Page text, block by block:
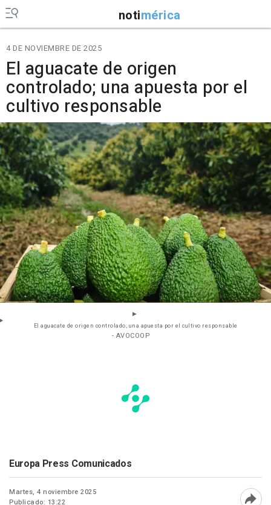
notimérica
4 DE NOVIEMBRE DE 2025
El aguacate de origen
controlado; una apuesta por el
cultivo responsable
El aguacate de origen controlado; una apuesta por el cultivo responsable
- AVOCOOP
Europa Press Comunicados
Martes, 4 noviembre 2025
Publicado: 13:22